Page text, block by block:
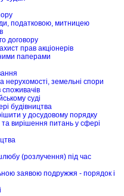
податковою, митницею
договору
прав акціонерів
паперами
земельні спори
споживачів
суді
будівництва
у досудовому порядку
вирішення питань у сфері
(розлучення) під час
заявою подружжя - порядок і